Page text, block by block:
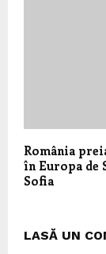
România
în Europa de
Sofia
LASĂ UN